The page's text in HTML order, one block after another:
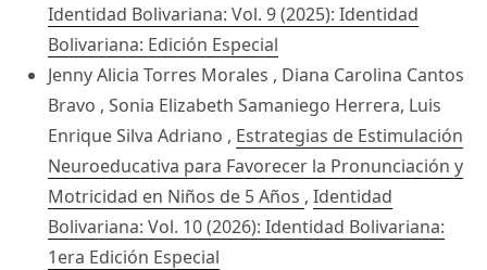
Identidad Bolivariana: Vol. 9 (2025): Identidad
Bolivariana: Edición Especial
Jenny Alicia Torres Morales , Diana Carolina Cantos
Bravo , Sonia Elizabeth Samaniego Herrera, Luis
Enrique Silva Adriano , Estrategias de Estimulación
Neuroeducativa para Favorecer la Pronunciación y
Motricidad en Niños de 5 Años , Identidad
Bolivariana: Vol. 10 (2026): Identidad Bolivariana:
1era Edición Especial